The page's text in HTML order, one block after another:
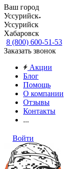
Ваш город
Уссурийск
Уссурийск
Хабаровск
8 (800) 600-51-53
Заказать звонок
Акции
Блог
Помощь
О компании
Отзывы
Контакты
...
Войти